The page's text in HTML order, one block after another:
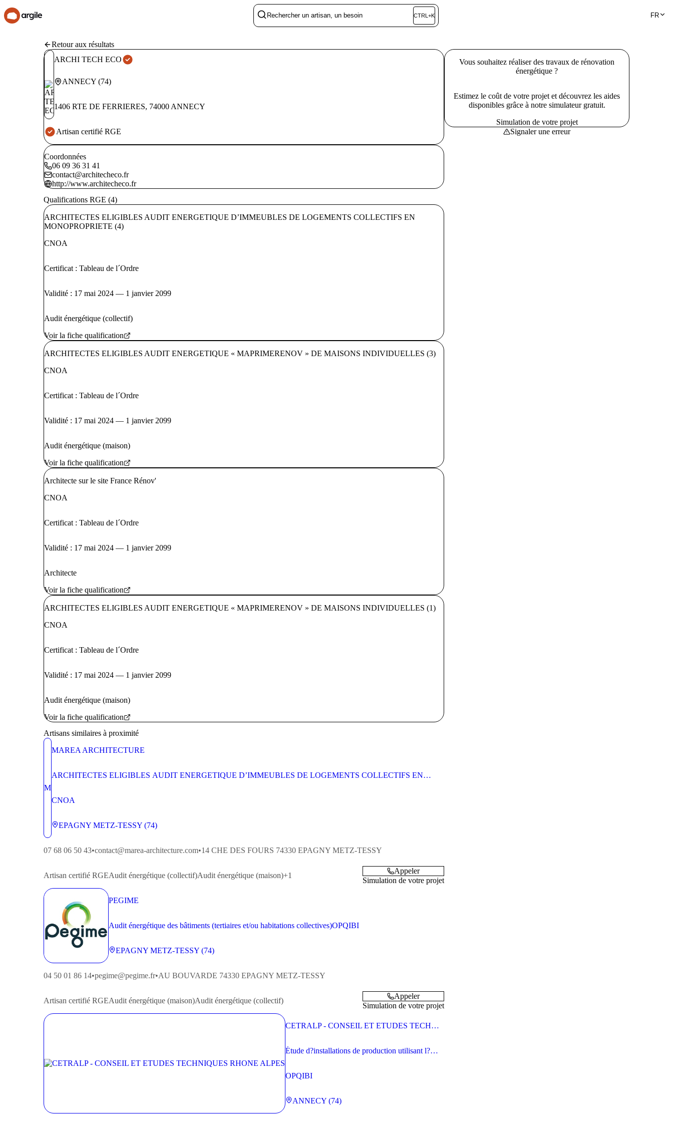
Rechercher un artisan, un besoin CTRL+K FR
Retour aux résultats
ARCHI TECH ECO
ANNECY (74)
1406 RTE DE FERRIERES, 74000ANNECY
Artisan certifié RGE
Coordonnées
06 09 36 31 41
contact@architecheco.fr
http://www.architecheco.fr
Qualifications RGE (4)
ARCHITECTES ELIGIBLES AUDIT ENERGETIQUE D’IMMEUBLES DE LOGEMENTS COLLECTIFS EN
MONOPROPRIETE (4)
CNOA
Certificat : Tableau de l´Ordre
Validité : 17 mai 2024 — 1 janvier 2099
Audit énergétique (collectif)
Voir la fiche qualification
ARCHITECTES ELIGIBLES AUDIT ENERGETIQUE « MAPRIMERENOV » DE MAISONS INDIVIDUELLES (3)
CNOA
Certificat : Tableau de l´Ordre
Validité : 17 mai 2024 — 1 janvier 2099
Audit énergétique (maison)
Voir la fiche qualification
Architecte sur le site France Rénov'
CNOA
Certificat : Tableau de l´Ordre
Validité : 17 mai 2024 — 1 janvier 2099
Architecte
Voir la fiche qualification
ARCHITECTES ELIGIBLES AUDIT ENERGETIQUE « MAPRIMERENOV » DE MAISONS INDIVIDUELLES (1)
CNOA
Certificat : Tableau de l´Ordre
Validité : 17 mai 2024 — 1 janvier 2099
Audit énergétique (maison)
Voir la fiche qualification
Artisans similaires à proximité
M
MAREA ARCHITECTURE
ARCHITECTES ELIGIBLES AUDIT ENERGETIQUE D’IMMEUBLES DE LOGEMENTS COLLECTIFS EN
CNOA
EPAGNY METZ-TESSY (74)
07 68 06 50 43•contact@marea-architecture.com•14 CHE DES FOURS 74330 EPAGNY METZ-TESSY
Artisan certifié RGEAudit énergétique (collectif)Audit énergétique (maison)+1
Appeler
Simulation de votre projet
PEGIME
Audit énergétique des bâtiments (tertiaires et/ou habitations collectives)OPQIBI
EPAGNY METZ-TESSY (74)
04 50 01 86 14•pegime@pegime.fr•AU BOUVARDE 74330 EPAGNY METZ-TESSY
Artisan certifié RGEAudit énergétique (maison)Audit énergétique (collectif)
Appeler
Simulation de votre projet
CETRALP - CONSEIL ET ETUDES TECHNIQUES RHONE ALPES
Étude d?installations de production utilisant l?
OPQIBI
ANNECY (74)
Vous souhaitez réaliser des travaux de rénovation
énergétique ?
Estimez le coût de votre projet et découvrez les aides
disponibles grâce à notre simulateur gratuit.
Simulation de votre projet
Signaler une erreur